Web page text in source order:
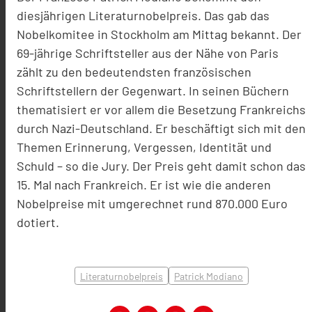
diesjährigen Literaturnobelpreis. Das gab das
Nobelkomitee in Stockholm am Mittag bekannt. Der
69-jährige Schriftsteller aus der Nähe von Paris
zählt zu den bedeutendsten französischen
Schriftstellern der Gegenwart. In seinen Büchern
thematisiert er vor allem die Besetzung Frankreichs
durch Nazi-Deutschland. Er beschäftigt sich mit den
Themen Erinnerung, Vergessen, Identität und
Schuld – so die Jury. Der Preis geht damit schon das
15. Mal nach Frankreich. Er ist wie die anderen
Nobelpreise mit umgerechnet rund 870.000 Euro
dotiert.
Literaturnobelpreis Patrick Modiano